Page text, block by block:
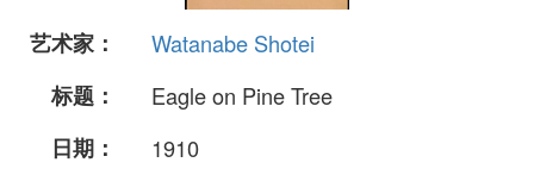
艺术家：
Watanabe Shotei
标题：
Eagle on Pine Tree
日期：
1910